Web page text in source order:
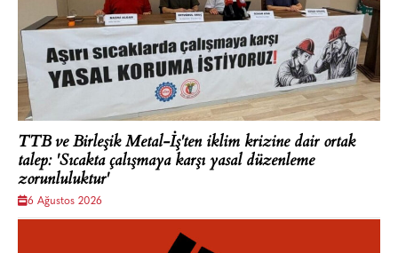
TTB ve Birleşik Metal-İş'ten iklim krizine dair ortak
talep: 'Sıcakta çalışmaya karşı yasal düzenleme
zorunluluktur'
6 Ağustos 2026